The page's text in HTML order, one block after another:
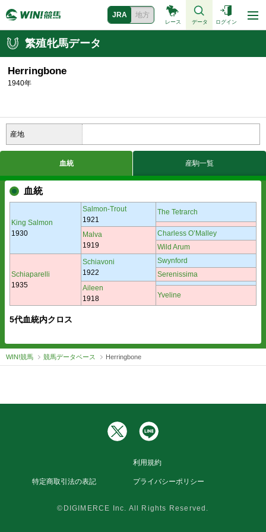
JRA 地方
レース データ ログイン
繁殖牝馬データ
Herringbone
1940年
産地
血統 産駒一覧
血統
King Salmon
1930
Salmon-Trout
1921
The Tetrarch
Malva
1919
Charless O’Malley
Wild Arum
Schiaparelli
1935
Schiavoni
1922
Swynford
Serenissima
Aileen
1918
Yveline
5代血統内クロス
WIN!競馬 競馬データベース Herringbone
利用規約
特定商取引法の表記 プライバシーポリシー
©DIGIMERCE Inc. All Rights Reserved.